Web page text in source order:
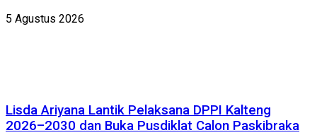
5 Agustus 2026
Lisda Ariyana Lantik Pelaksana DPPI Kalteng
2026–2030 dan Buka Pusdiklat Calon Paskibraka